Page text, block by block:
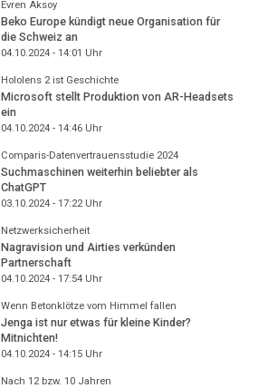
Evren Aksoy
Beko Europe kündigt neue Organisation für
die Schweiz an
04.10.2024 - 14:01 Uhr
Hololens 2 ist Geschichte
Microsoft stellt Produktion von AR-Headsets
ein
04.10.2024 - 14:46Uhr
Comparis-Datenvertrauensstudie 2024
Suchmaschinen weiterhin beliebter als
ChatGPT
03.10.2024 - 17:22Uhr
Netzwerksicherheit
Nagravision und Airties verkünden
Partnerschaft
04.10.2024 - 17:54Uhr
Wenn Betonklötze vom Himmel fallen
Jenga ist nur etwas für kleine Kinder?
Mitnichten!
04.10.2024 - 14:15Uhr
Nach 12 bzw. 10 Jahren